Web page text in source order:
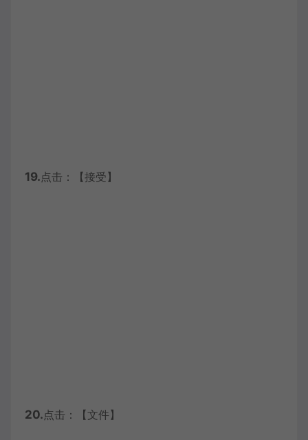
19.点击：【接受】
20.点击：【文件】